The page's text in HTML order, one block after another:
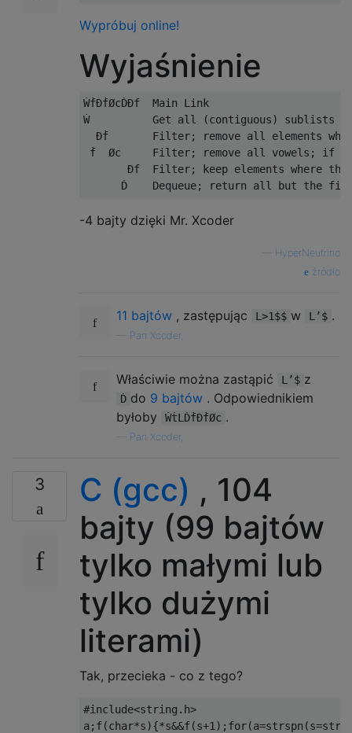
Wypróbuj online!
Wyjaśnienie
ẆḟÐḟØcḊÐf  Main Link
Ẇ          Get all (contiguous) sublists
Ðḟ       Filter; remove all elements
ḟ  Øc     Filter; remove all vowels; if
Ðf  Filter; keep elements where the
-4 bajty dzięki Mr. Xcoder
HyperNeutrino
źródło
11 bajtów , zastępując L>1$$ w L’$ .
Pan Xcoder,
Właściwie można zastąpić L’$ z
Ḋ do 9 bajtów . Odpowiednikiem
byłoby
ẆṫLḊḟÐḟØc .
Pan Xcoder,
3 C (gcc) , 104
bajty (99 bajtów
tylko małymi lub
tylko dużymi
literami)
Tak, przecieka - co z tego?
#include<string.h>
a; f(char*s){*s&&f(s+1 ); for(a=strspn (s=